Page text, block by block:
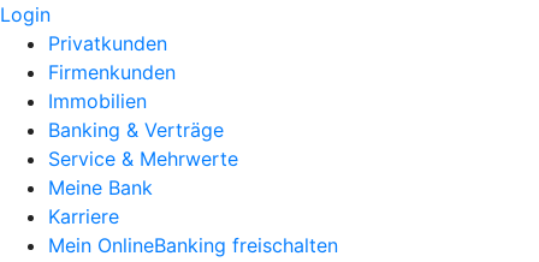
Login
Privatkunden
Firmenkunden
Immobilien
Banking & Verträge
Service & Mehrwerte
Meine Bank
Karriere
Mein OnlineBanking freischalten